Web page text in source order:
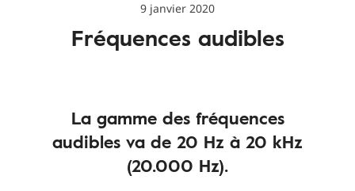
9 janvier 2020
Fréquences audibles
La gamme des fréquences
audibles va de 20 Hz à 20 kHz
(20.000 Hz).